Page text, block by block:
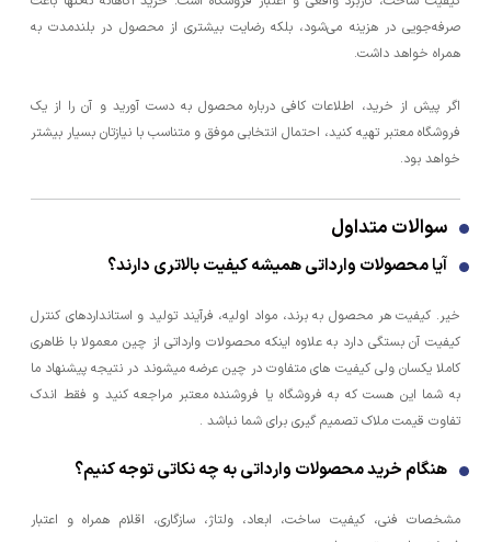
صرفه‌جویی در هزینه می‌شود، بلکه رضایت بیشتری از محصول در بلندمدت به
همراه خواهد داشت.
اگر پیش از خرید، اطلاعات کافی درباره محصول به دست آورید و آن را از یک
فروشگاه معتبر تهیه کنید، احتمال انتخابی موفق و متناسب با نیازتان بسیار بیشتر
خواهد بود.
سوالات متداول
آیا محصولات وارداتی همیشه کیفیت بالاتری دارند؟
خیر. کیفیت هر محصول به برند، مواد اولیه، فرآیند تولید و استانداردهای کنترل
کیفیت آن بستگی دارد به علاوه اینکه محصولات وارداتی از چین معمولا با ظاهری
کاملا یکسان ولی کیفیت های متفاوت در چین عرضه میشوند در نتیجه پیشنهاد ما
به شما این هست که به فروشگاه یا فروشنده معتبر مراجعه کنید و فقط اندک
تفاوت قیمت ملاک تصمیم گیری برای شما نباشد .
هنگام خرید محصولات وارداتی به چه نکاتی توجه کنیم؟
مشخصات فنی، کیفیت ساخت، ابعاد، ولتاژ، سازگاری، اقلام همراه و اعتبار